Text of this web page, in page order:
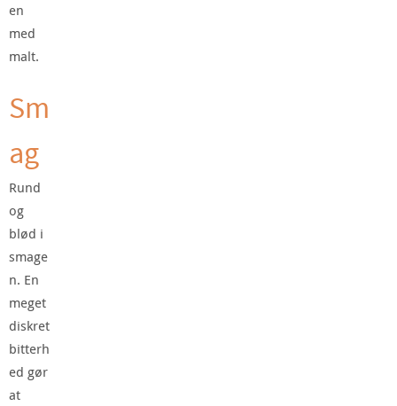
en
med
malt.
Sm
ag
Rund
og
blød i
smage
n. En
meget
diskret
bitterh
ed gør
at